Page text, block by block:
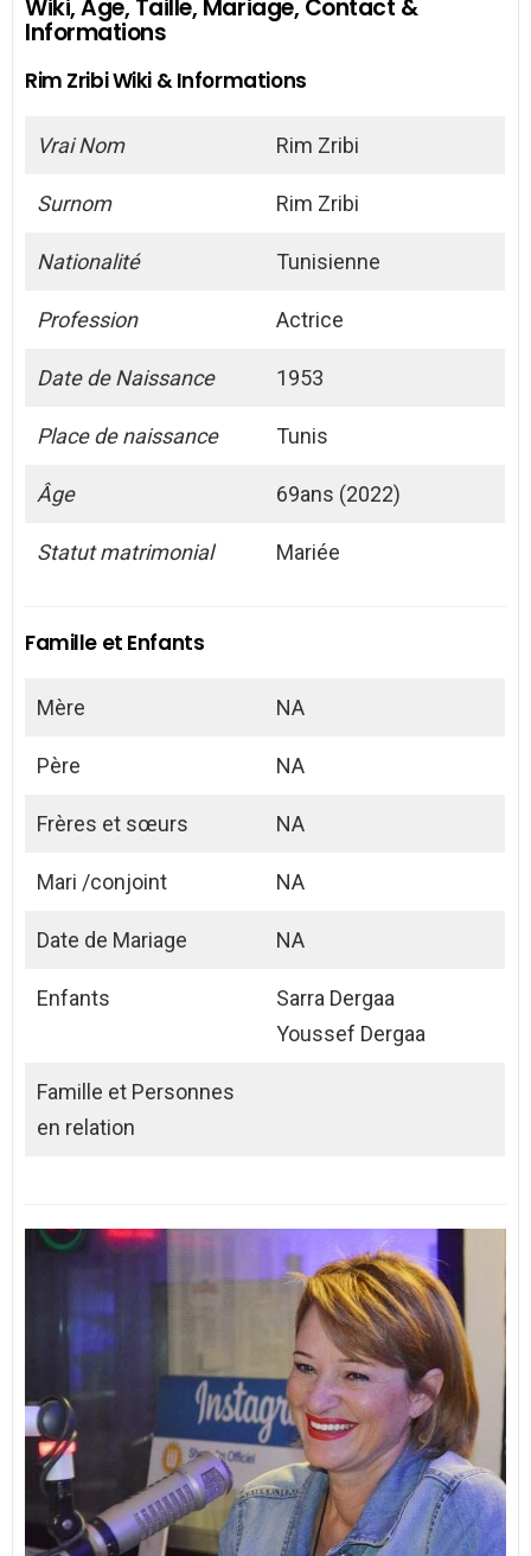
Wiki, Age, Taille, Mariage, Contact &
Informations
Rim Zribi Wiki & Informations
Vrai Nom Rim Zribi
Surnom Rim Zribi
Nationalité Tunisienne
Profession Actrice
Date de Naissance 1953
Place de naissance Tunis
Âge 69ans (2022)
Statut matrimonial Mariée
Famille et Enfants
Mère NA
Père NA
Frères et sœurs NA
Mari /conjoint NA
Date de Mariage NA
Enfants
Sarra Dergaa
Youssef Dergaa
Famille et Personnes
en relation